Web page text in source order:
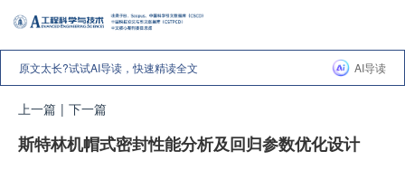
原文太长?试试AI导读，快速精读全文 AI导读
上一篇 | 下一篇
斯特林机帽式密封性能分析及回归参数优化设计